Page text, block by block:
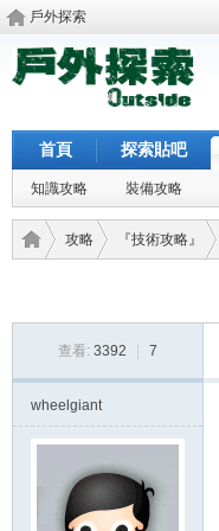
戶外探索
首頁 探索貼吧
知識攻略 裝備攻略
攻略 『技術攻略』
查看: 3392 7
wheelgiant